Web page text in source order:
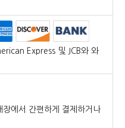
Express 및 JCB와 와
에서 간편하게 결제하거나